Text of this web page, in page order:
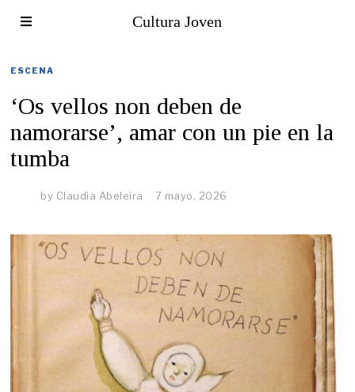
Cultura Joven
ESCENA
‘Os vellos non deben de
namorarse’, amar con un pie en la
tumba
by Claudia Abeleira 7 mayo, 2026